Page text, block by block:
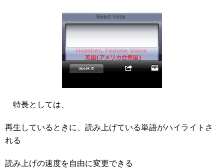
特長としては、
再生しているときに、読み上げている単語がハイライトさ
れる
読み上げの速度を自由に変更できる